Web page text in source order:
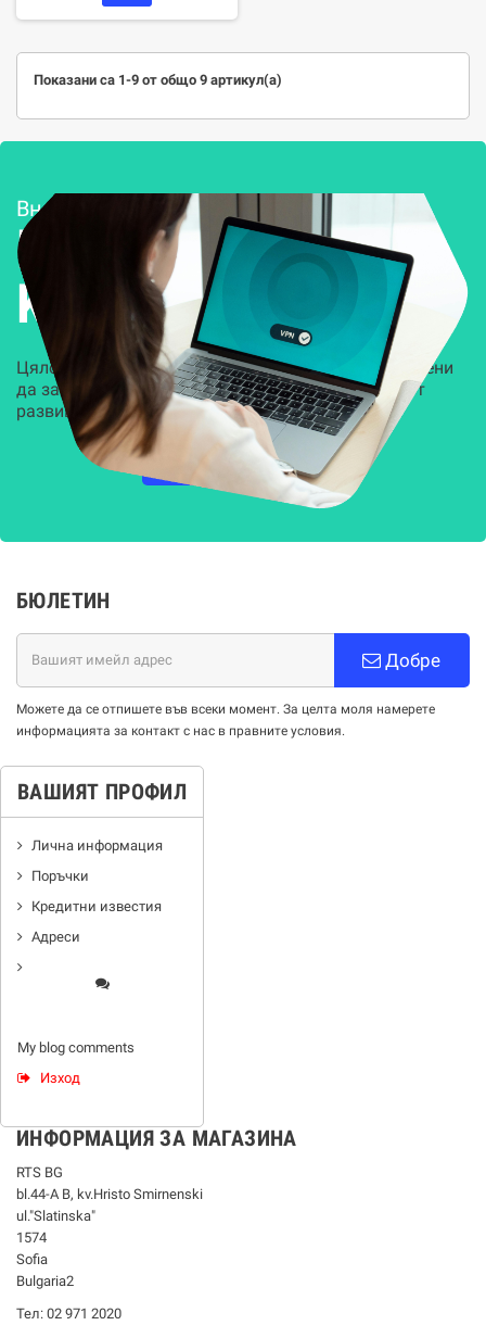
Показани са 1-9 от общо 9 артикул(а)
Внедряване и поддръжка
Решения за
Kиберсигурност
Цялостни, задвижвани от AI решения, предназначени
да защитят всеки слой на вашата организация от
развиващите се киберзаплахи.
НАУЧЕТЕ ПОВЕЧЕ
БЮЛЕТИН
Добре
Можете да се отпишете във всеки момент. За целта моля намерете
информацията за контакт с нас в правните условия.
ВАШИЯТ ПРОФИЛ
Лична информация
Поръчки
Кредитни известия
Адреси
My blog comments
Изход
ИНФОРМАЦИЯ ЗА МАГАЗИНА
RTS BG
bl.44-А В, kv.Hristo Smirnenski
ul."Slatinska"
1574
Sofia
Bulgaria2
Тел: 02 971 2020